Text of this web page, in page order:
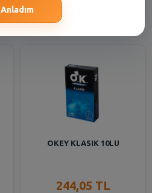
OKEY KLASIK 10LU
244,05 TL
Anladım